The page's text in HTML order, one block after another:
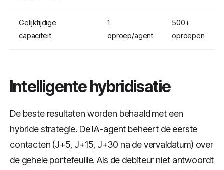
Gelijktijdige
capaciteit
1
oproep/agent
500+
oproepen
Intelligente hybridisatie
De beste resultaten worden behaald met een
hybride strategie. De IA-agent beheert de eerste
contacten (J+5, J+15, J+30 na de vervaldatum) over
de gehele portefeuille. Als de debiteur niet antwoordt